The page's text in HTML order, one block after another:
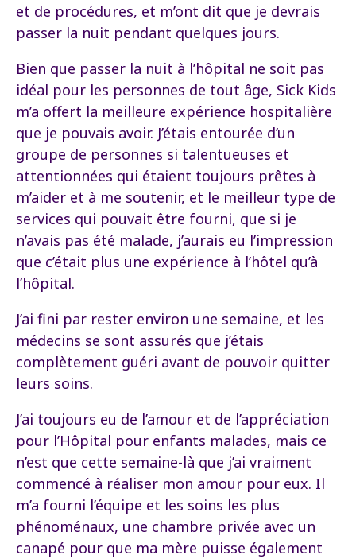
et de procédures, et m’ont dit que je devrais
passer la nuit pendant quelques jours.
Bien que passer la nuit à l’hôpital ne soit pas
idéal pour les personnes de tout âge, Sick Kids
m’a offert la meilleure expérience hospitalière
que je pouvais avoir. J’étais entourée d’un
groupe de personnes si talentueuses et
attentionnées qui étaient toujours prêtes à
m’aider et à me soutenir, et le meilleur type de
services qui pouvait être fourni, que si je
n’avais pas été malade, j’aurais eu l’impression
que c’était plus une expérience à l’hôtel qu’à
l’hôpital.
J’ai fini par rester environ une semaine, et les
médecins se sont assurés que j’étais
complètement guéri avant de pouvoir quitter
leurs soins.
J’ai toujours eu de l’amour et de l’appréciation
pour l’Hôpital pour enfants malades, mais ce
n’est que cette semaine-là que j’ai vraiment
commencé à réaliser mon amour pour eux. Il
m’a fourni l’équipe et les soins les plus
phénoménaux, une chambre privée avec un
canapé pour que ma mère puisse également